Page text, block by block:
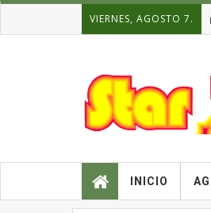
VIERNES, AGOSTO 7.
INICIO